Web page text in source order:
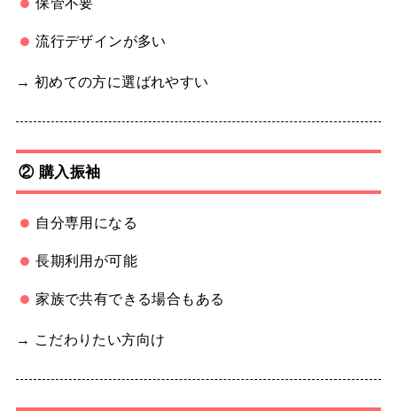
流行デザインが多い
→ 初めての方に選ばれやすい
② 購入振袖
自分専用になる
長期利用が可能
家族で共有できる場合もある
→ こだわりたい方向け